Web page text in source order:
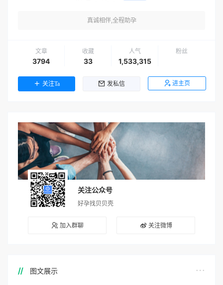
真诚相伴,全程助孕
文章
3794
收藏
33
人气
1,533,315
粉丝
关注Ta 发私信 进主页
关注公众号
好孕找贝贝壳
加入群聊 关注微博
图文展示